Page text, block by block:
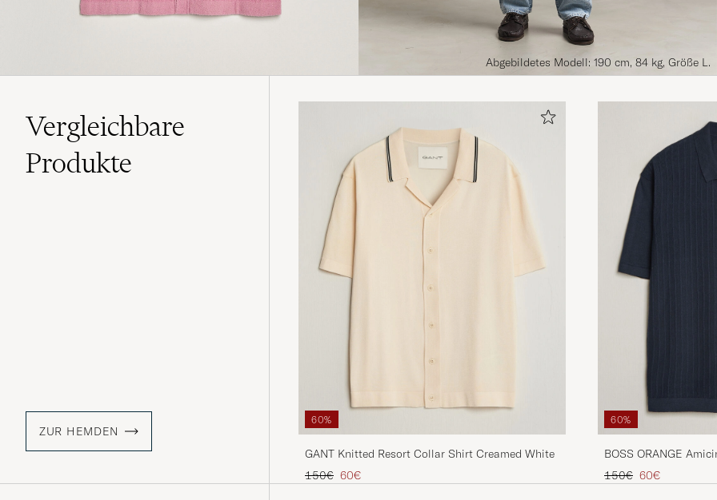
Abgebildetes Modell: 190 cm, 84 kg, Größe L.
Vergleichbare
Produkte
ZUR HEMDEN
60%
GANT Knitted Resort Collar Shirt Creamed White
Regulärer Preis
150€ Reduzierter Preis
60€
60%
BOSS ORANGE
Shirt Dark Blue
Regulärer Preis
150€ Reduzierter Preis
60€